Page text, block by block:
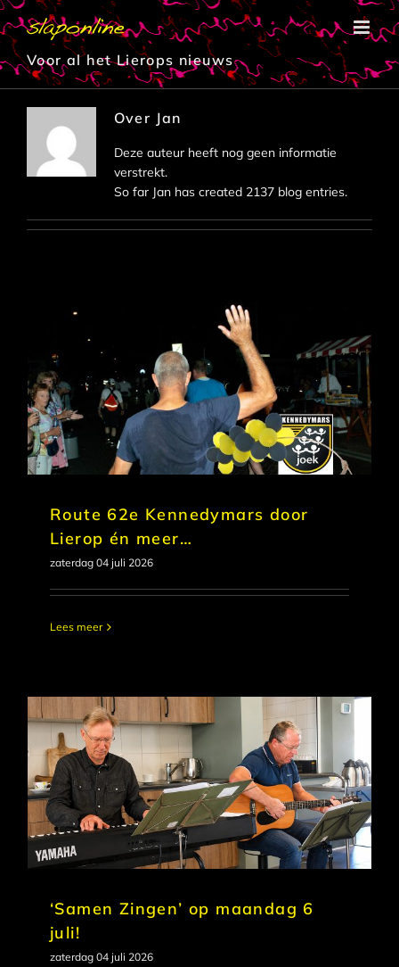
Ga
naar
inhoud
Voor al het Lierops nieuws
Over Jan
Deze auteur heeft nog geen informatie
verstrekt.
So far Jan has created 2137 blog entries.
Route 62e Kennedymars door
Lierop én meer…
zaterdag 04 juli 2026
Lees meer
‘Samen Zingen’ op maandag 6
juli!
zaterdag 04 juli 2026